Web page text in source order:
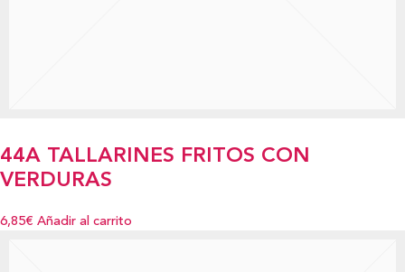
44A TALLARINES FRITOS CON
VERDURAS
6,85€ Añadir al carrito